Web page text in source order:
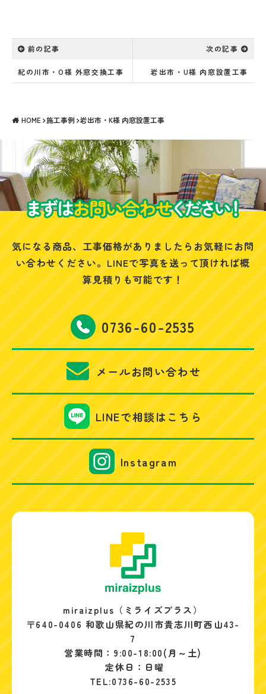
前の記事
紀の川市・O様 外窓交換工事
次の記事
岩出市・U様 内窓設置工事
HOME 施工事例 岩出市・K様 内窓設置工事
気になる商品、工事価格がありましたらお気軽にお問
い合わせください。 LINEで写真を送って頂ければ概
算見積りも可能です！
0736-60-2535
メールお問い合わせ
LINEで相談はこちら
Instagram
miraizplus（ミライズプラス）
〒640-0406 和歌山県紀の川市貴志川町西山43-
7
営業時間：9:00-18:00(月～土)
定休日：日曜
TEL:0736-60-2535